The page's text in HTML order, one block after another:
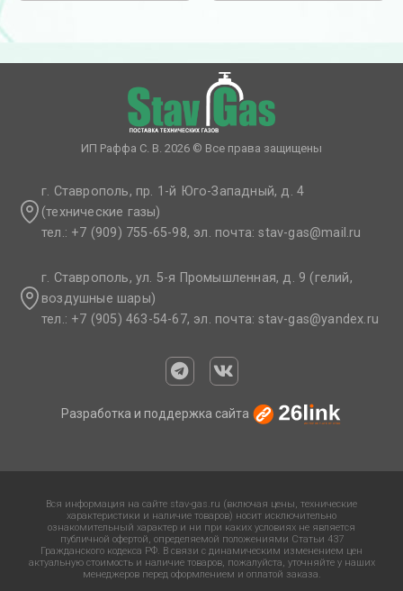
ИП Раффа С. В. 2026 © Все права защищены
г. Ставрополь, пр. 1-й Юго-Западный, д. 4
(технические газы)
тел.: +7 (909) 755-65-98, эл. почта: stav-gas@mail.ru​
г. Ставрополь, ул. 5-я Промышленная, д. 9 (гелий,
воздушные шары)
тел.: +7 (905) 463-54-67, эл. почта: stav-gas@yandex.ru​
Разработка и поддержка сайта
Вся информация на сайте stav-gas.ru (включая цены, технические
характеристики и наличие товаров) носит исключительно
ознакомительный характер и ни при каких условиях не является
публичной офертой, определяемой положениями Статьи 437
Гражданского кодекса РФ. В связи с динамическим изменением цен
актуальную стоимость и наличие товаров, пожалуйста, уточняйте у наших
менеджеров перед оформлением и оплатой заказа.